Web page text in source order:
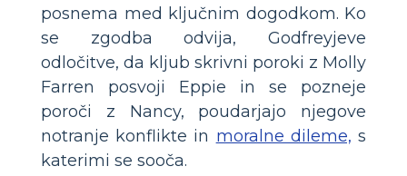
posnema med ključnim dogodkom. Ko
se zgodba odvija, Godfreyjeve
odločitve, da kljub skrivni poroki z Molly
Farren posvoji Eppie in se pozneje
poroči z Nancy, poudarjajo njegove
notranje konflikte in moralne dileme, s
katerimi se sooča.